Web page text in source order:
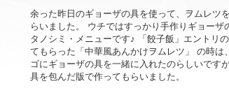
余った昨日のギョーザの具を使って、ヲムレツ
らいました。 ウチではすっかり手作りギョーザ
タノシミ・メニューです♪ 「餃子飯」エントリ
てもらった「中華風あんかけヲムレツ」 の時は
ゴにギョーザの具を一緒に入れたのらしいです
具を包んだ版で作ってもらいました。